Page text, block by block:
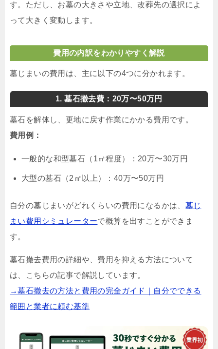
す。ただし、お墓の大きさや立地、改葬先の選択によ
って大きく変動します。
費用の内訳をわかりやすく解説
墓じまいの費用は、主に以下の4つに分かれます。
1. 墓石撤去費：20万〜50万円
墓石を解体し、更地に戻す作業にかかる費用です。
費用例：
一般的な和型墓石（1㎡程度）：20万〜30万円
大型の墓石（2㎡以上）：40万〜50万円
自分の墓じまいがどれくらいの費用になるかは、 墓じ
まい費用シミュレーターで概算を出すことができま
す。
墓石撤去費用の詳細や、費用を抑える方法について
は、こちらの記事で解説しています。
→墓石撤去の方法と費用の完全ガイド｜自分でできる
範囲と業者に頼む基準